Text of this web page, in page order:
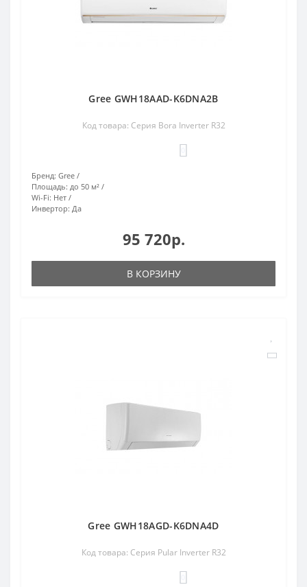
Gree GWH18AAD-K6DNA2B
Код товара: Серия Bora Inverter R32
Бренд: Gree
Площадь: до 50 м²
Wi-Fi: Нет
Инвертор: Да
95 720р.
В КОРЗИНУ
Gree GWH18AGD-K6DNA4D
Код товара: Серия Pular Inverter R32